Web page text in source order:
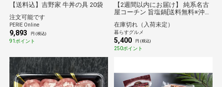
【送料込】吉野家 牛丼の具 20袋
注文可能です
PERIE Online
9,893 円 (税込)
91ポイント
【2週間以内にお届け】 純系名古
屋コーチン 旨塩鍋[送料無料※沖縄
C
在庫切れ（入荷未定）
暮らすグルメ
5,400 円 (税込)
250ポイント